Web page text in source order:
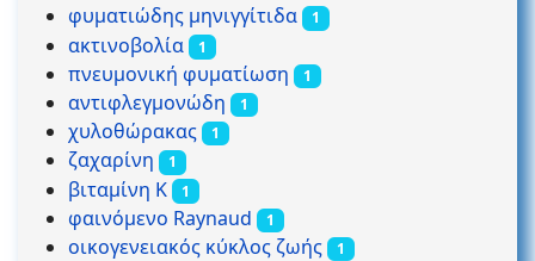
φυματιώδης μηνιγγίτιδα 1
ακτινοβολία 1
πνευμονική φυματίωση 1
αντιφλεγμονώδη 1
χυλοθώρακας 1
ζαχαρίνη 1
βιταμίνη Κ 1
φαινόμενο Raynaud 1
οικογενειακός κύκλος ζωής 1